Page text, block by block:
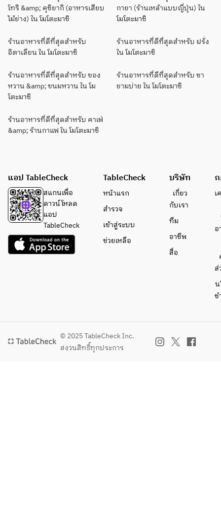
โทริ &amp; คุชิยากิ (อาหารเสียบ
ไม้ย่าง) ใน โมโตะมาชิ
กายา (ร้านเหล้าแบบญี่ปุ่น) ใน
โมโตะมาชิ
ร้านอาหารที่ดีที่สุดสำหรับ
อิตาเลียน ใน โมโตะมาชิ
ร้านอาหารที่ดีที่สุดสำหรับ ฝรั่ง
ใน โมโตะมาชิ
ร้านอาหารที่ดีที่สุดสำหรับ ของ
หวาน &amp; ขนมหวาน ใน โม
โตะมาชิ
ร้านอาหารที่ดีที่สุดสำหรับ ชา
ยามบ่าย ใน โมโตะมาชิ
ร้านอาหารที่ดีที่สุดสำหรับ คาเฟ่
&amp; ร้านกาแฟ ใน โมโตะมาชิ
แอป TableCheck
สแกนเพื่อ
ดาวน์โหลด
แอป
TableCheck
TableCheck
หน้าแรก
สำรวจ
เข้าสู่ระบบ
ช่วยเหลือ
บริษัท
เกี่ยว
กับเรา
ทีม
อาชีพ
สื่อ
เ
อ
ส่
น
ช
© 2025 TableCheck Inc.
สงวนสิทธิ์ทุกประการ